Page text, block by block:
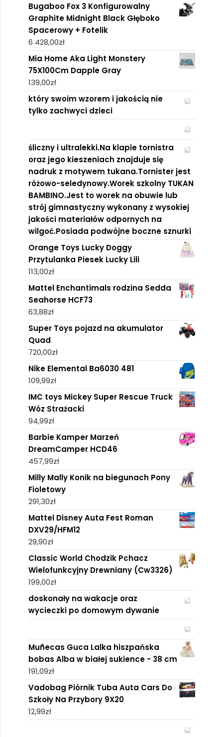
Bugaboo Fox 3 Konfigurowalny
Graphite Midnight Black Głęboko
Spacerowy + Fotelik
6 428,00zł
Mia Home Aka Light Monstery
75X100Cm Dapple Gray
139,00zł
który swoim wzorem i jakością nie
tylko zachwyci dzieci
śliczny i ultralekki.Na klapie tornistra
oraz jego kieszeniach znajduje się
nadruk z motywem tukana.Tornister jest
różowo-seledynowy.Worek szkolny TUKAN
BAMBINO.Jest to worek na obuwie lub
strój gimnastyczny wykonany z wysokiej
jakości materiałów odpornych na
wilgoć.Posiada podwójne boczne sznurki
Orange Toys Lucky Doggy
Przytulanka Piesek Lucky Lili
113,00zł
Mattel Enchantimals rodzina Sedda
Seahorse HCF73
63,88zł
Super Toys pojazd na akumulator
Quad
720,00zł
Nike Elemental Ba6030 481
109,99zł
IMC toys Mickey Super Rescue Truck
Wóz Strażacki
94,99zł
Barbie Kamper Marzeń
DreamCamper HCD46
457,99zł
Milly Mally Konik na biegunach Pony
Fioletowy
291,30zł
Mattel Disney Auta Fest Roman
DXV29/HFM12
29,90zł
Classic World Chodzik Pchacz
Wielofunkcyjny Drewniany (Cw3326)
199,00zł
doskonały na wakacje oraz
wycieczki po domowym dywanie
Muñecas Guca Lalka hiszpańska
bobas Alba w białej sukience - 38 cm
191,09zł
Vadobag Piórnik Tuba Auta Cars Do
Szkoły Na Przybory 9X20
12,99zł